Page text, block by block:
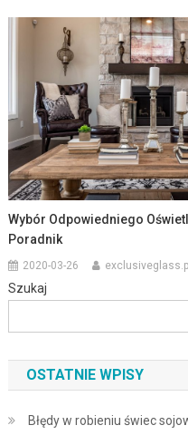
Wybór Odpowiedniego
Poradnik
2020-03-26 exclusiveglass.pl
Szukaj
OSTATNIE WPISY
Błędy w robieniu świec